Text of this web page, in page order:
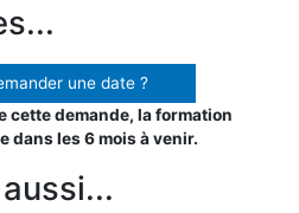
une date ?
cette demande, la formation
dans les 6 mois à venir.